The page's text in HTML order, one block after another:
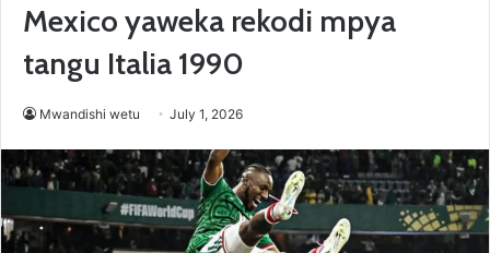
Mexico yaweka rekodi mpya
tangu Italia 1990
Mwandishi wetu July 1, 2026